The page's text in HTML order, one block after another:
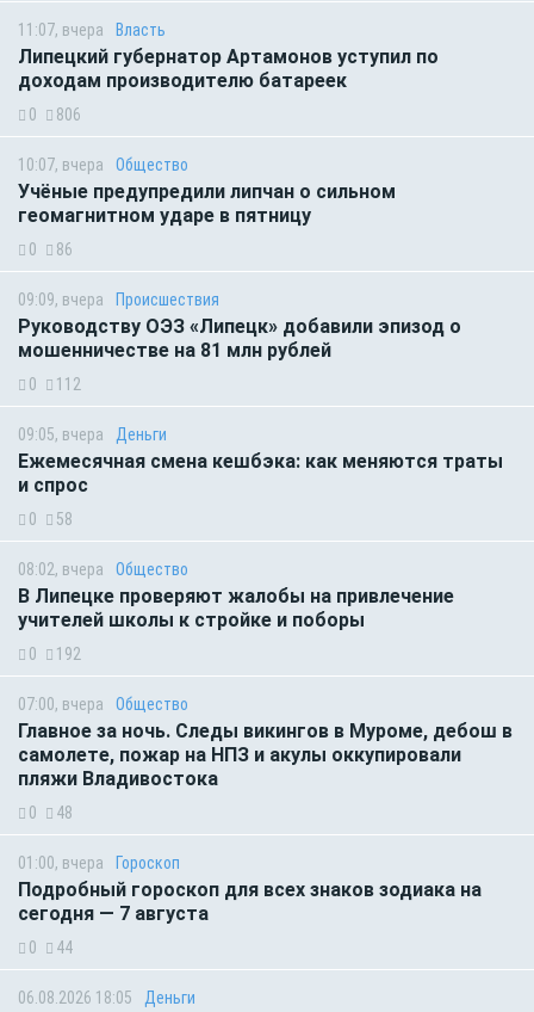
11:07, вчера Власть
Липецкий губернатор Артамонов уступил по
доходам производителю батареек
0 806
10:07, вчера Общество
Учёные предупредили липчан о сильном
геомагнитном ударе в пятницу
0 86
09:09, вчера Происшествия
Руководству ОЭЗ «Липецк» добавили эпизод о
мошенничестве на 81 млн рублей
0 112
09:05, вчера Деньги
Ежемесячная смена кешбэка: как меняются траты
и спрос
0 58
08:02, вчера Общество
В Липецке проверяют жалобы на привлечение
учителей школы к стройке и поборы
0 192
07:00, вчера Общество
Главное за ночь. Следы викингов в Муроме, дебош в
самолете, пожар на НПЗ и акулы оккупировали
пляжи Владивостока
0 48
01:00, вчера Гороскоп
Подробный гороскоп для всех знаков зодиака на
сегодня — 7 августа
0 44
06.08.2026 18:05 Деньги